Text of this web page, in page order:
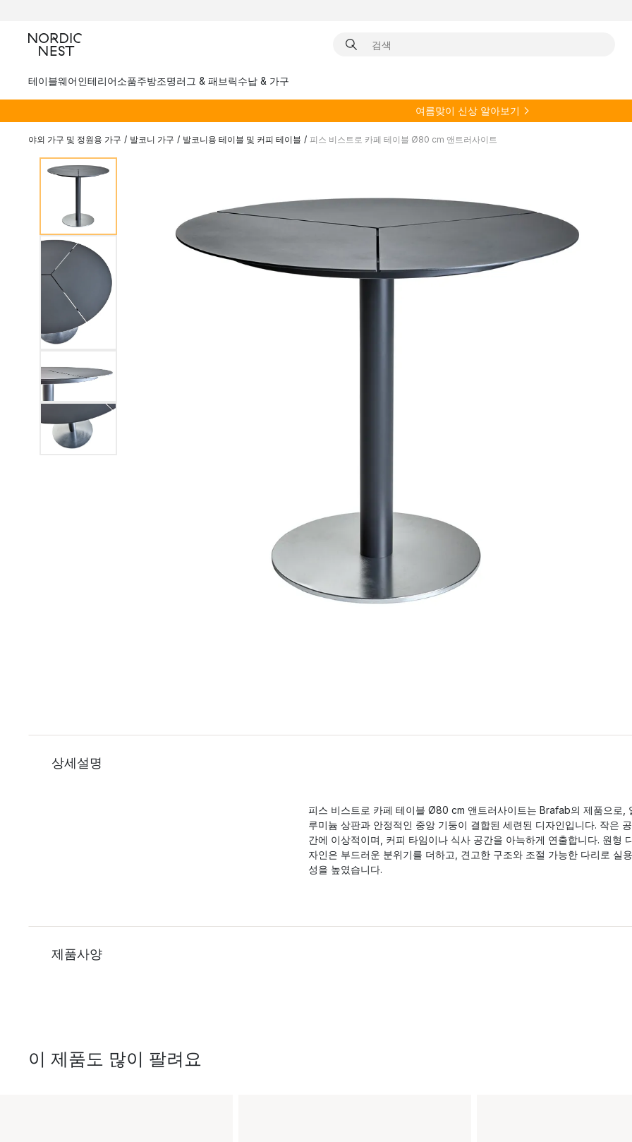
테이블웨어인테리어소품주방조명러그 & 패브릭수납 & 가구
여름맞이 신상 알아보기
야외 가구 및 정원용 가구 / 발코니 가구 / 발코니용 테이블 및 커피 테이블 / 피스 비스트로 카페 테이블 Ø80 cm 앤트러사이트
상세설명
피스 비스트로 카페 테이블 Ø80 cm 앤트러사이트는 Brafab의 제품으로,
루미늄 상판과 안정적인 중앙 기둥이 결합된 세련된 디자인입니다. 작은 공
간에 이상적이며, 커피 타임이나 식사 공간을 아늑하게 연출합니다. 원형
자인은 부드러운 분위기를 더하고, 견고한 구조와 조절 가능한 다리로 실용
성을 높였습니다.
제품사양
이 제품도 많이 팔려요